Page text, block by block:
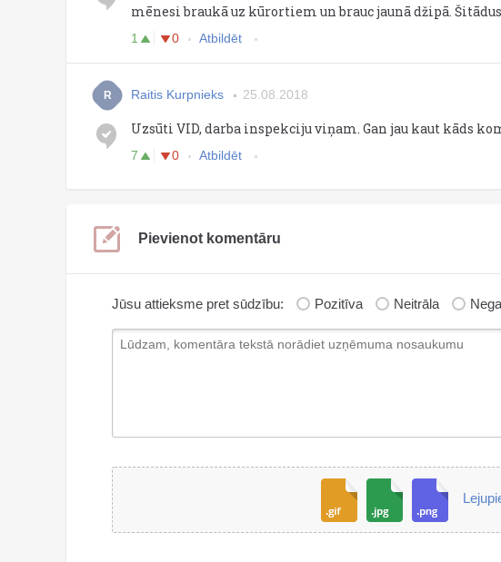
mēnesi braukā uz kūrortiem un brauc jaunā džipā.
1 0 Atbildēt
R Raitis Kurpnieks 25.08.2018
Uzsūti VID, darba inspekciju viņam. Gan jau kaut kāds
7 0 Atbildēt
Pievienot komentāru
Jūsu attieksme pret sūdzību: Pozitīva Neitrāla